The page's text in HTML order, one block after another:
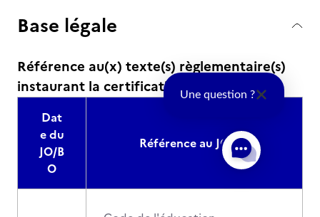
Base légale
Référence au(x) texte(s) règlementaire(s)
instaurant la certification :
Dat
e du
JO/B
O
Référence au JO/BO
Une question ?